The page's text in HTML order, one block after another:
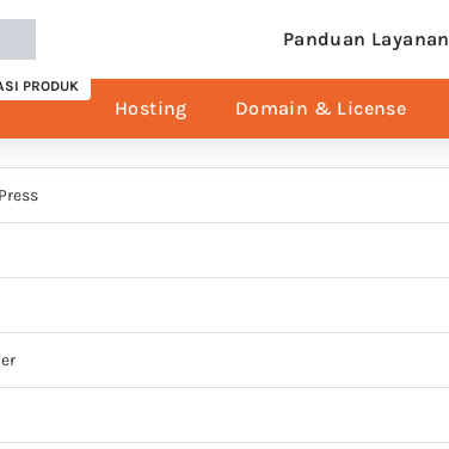
Panduan Layanan
PRODUK
Hosting Domain & License